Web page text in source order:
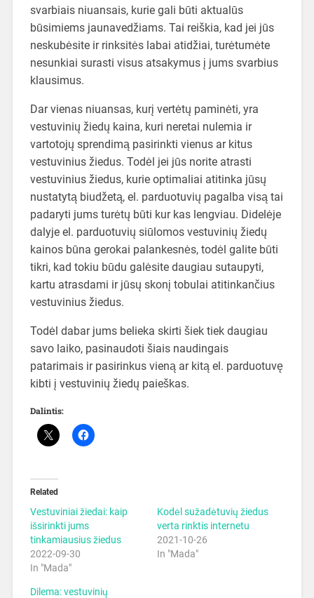
svarbiais niuansais, kurie gali būti aktualūs
būsimiems jaunavedžiams. Tai reiškia, kad jei jūs
neskubėsite ir rinksitės labai atidžiai, turėtumėte
nesunkiai surasti visus atsakymus į jums svarbius
klausimus.
Dar vienas niuansas, kurį vertėtų paminėti, yra
vestuvinių žiedų kaina, kuri neretai nulemia ir
vartotojų sprendimą pasirinkti vienus ar kitus
vestuvinius žiedus. Todėl jei jūs norite atrasti
vestuvinius žiedus, kurie optimaliai atitinka jūsų
nustatytą biudžetą, el. parduotuvių pagalba visą tai
padaryti jums turėtų būti kur kas lengviau. Didelėje
dalyje el. parduotuvių siūlomos vestuvinių žiedų
kainos būna gerokai palankesnės, todėl galite būti
tikri, kad tokiu būdu galėsite daugiau sutaupyti,
kartu atrasdami ir jūsų skonį tobulai atitinkančius
vestuvinius žiedus.
Todėl dabar jums belieka skirti šiek tiek daugiau
savo laiko, pasinaudoti šiais naudingais
patarimais ir pasirinkus vieną ar kitą el. parduotuvę
kibti į vestuvinių žiedų paieškas.
Dalintis:
Related
Vestuviniai žiedai: kaip
išsirinkti jums
tinkamiausius žiedus
2022-09-30
In "Mada"
Kodėl sužadėtuvių žiedus
verta rinktis internetu
2021-10-26
In "Mada"
Dilema: vestuvinių